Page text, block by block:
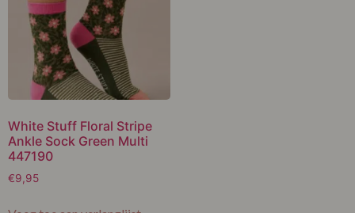
White Stuff Floral Stripe
Ankle Sock Green Multi
447190
€9,95